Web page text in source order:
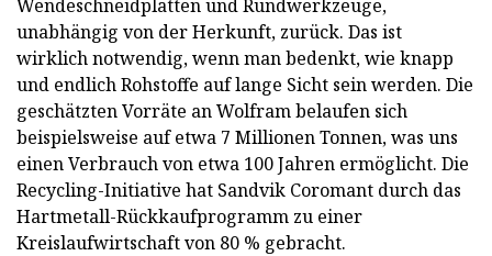
Wendeschneidplatten und Rundwerkzeuge,
unabhängig von der Herkunft, zurück. Das ist
wirklich notwendig, wenn man bedenkt, wie knapp
und endlich Rohstoffe auf lange Sicht sein werden. Die
geschätzten Vorräte an Wolfram belaufen sich
beispielsweise auf etwa 7 Millionen Tonnen, was uns
einen Verbrauch von etwa 100 Jahren ermöglicht. Die
Recycling-Initiative hat Sandvik Coromant durch das
Hartmetall-Rückkaufprogramm zu einer
Kreislaufwirtschaft von 80 % gebracht.